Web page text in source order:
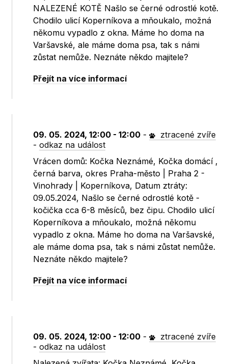
NALEZENÉ KOTĚ Našlo se černé odrostlé kotě.
Chodilo ulicí Koperníkova a mňoukalo, možná
někomu vypadlo z okna. Máme ho doma na
Varšavské, ale máme doma psa, tak s námi
zůstat nemůže. Neznáte někdo majitele?
Přejít na více informací
09. 05. 2024, 12:00 - 12:00 -
ztracené zvíře
-odkaz na událost
Vrácen domů: Kočka Neznámé, Kočka domácí ,
černá barva, okres Praha-město | Praha 2 -
Vinohrady | Koperníkova, Datum ztráty:
09.05.2024, Našlo se černé odrostlé kotě -
kočička cca 6-8 měsíců, bez čipu. Chodilo ulicí
Koperníkova a mňoukalo, možná někomu
vypadlo z okna. Máme ho doma na Varšavské,
ale máme doma psa, tak s námi zůstat nemůže.
Neznáte někdo majitele?
Přejít na více informací
09. 05. 2024, 12:00 - 12:00 -
ztracené zvíře
-odkaz na událost